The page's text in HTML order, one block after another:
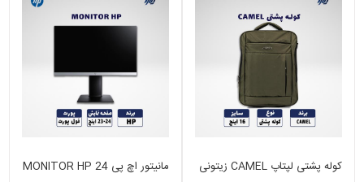
کوله پشتی لپتاپ CAMEL زیتونی
مانیتور اچ پی MONITOR HP 24